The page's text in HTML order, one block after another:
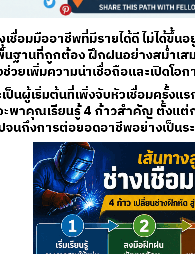
เชื่อมมืออาชีพที่มีรายได้ดี ไม่ได้ขึ้
ฐานที่ถูกต้อง ฝึกฝนอย่างสม่ำเส
ช่วยเพิ่มความน่าเชื่อถือและเปิดโ
ป็นผู้เริ่มต้นที่เพิ่งจับหัวเชื่อมครั้งแ
ะพาคุณเรียนรู้4 ก้าวสำคัญ ตั้งแต่
ปจนถึงการต่อยอดอาชีพอย่างเป็นร